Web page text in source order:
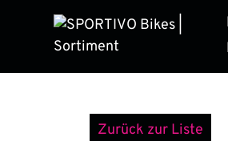
springen
Zurück zur Liste